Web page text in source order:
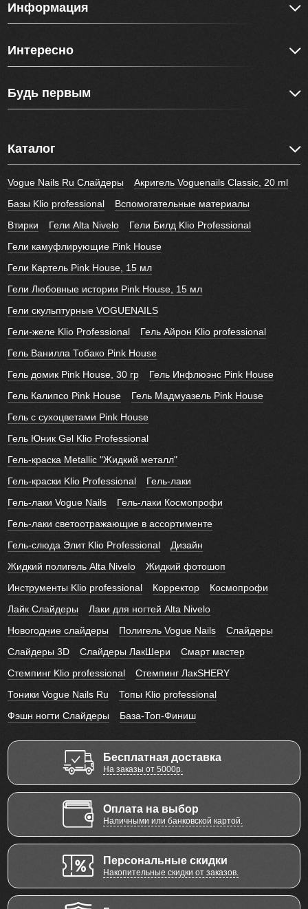
Информация
Интересно
Будь первым
Каталог
Vogue Nails Ru Слайдеры
Акригель Voguenails Classic, 20 ml
Базы Klio professional
Вспомогательные материалы
Втирки
Гели Alta Nivelo
Гели Билд Klio Professional
Гели камуфлирующие Pink House
Гели Картель Pink House, 15 мл
Гели Любовные истории Pink House, 15 мл
Гели скульптурные VOGUENAILS
Гели-желе Klio Professional
Гель Айрон Klio professional
Гель Ванилла Тобако Pink House
Гель домик Pink House, 30 гр
Гель Инфлюэнс Pink House
Гель Калипсо Pink House
Гель Мадмуазель Pink House
Гель с сухоцветами Pink House
Гель Юник Gel Klio Professional
Гель-краска Metallic "Жидкий металл"
Гель-краски Klio Professional
Гель-лаки
Гель-лаки Vogue Nails
Гель-лаки Космопрофи
Гель-лаки светоотражающие в ассортименте
Гель-слюда Элит Klio Professional
Дизайн
Жидкий полигель Alta Nivelo
Жидкий фотошоп
Инструменты Klio professional
Корректор
Космопрофи
Лайк Слайдеры
Лаки для ногтей Alta Nivelo
Новогодние слайдеры
Полигель Vogue Nails
Слайдеры
Слайдеры 3D
Слайдеры ЛакШери
Смарт мастер
Стемпинг Klio professional
Стемпинг ЛакSHERY
Тоники Vogue Nails Ru
Топы Klio professional
Фэшн ногти Слайдеры
База-Топ-Финиш
Бесплатная доставка
На заказы от 5000р.
Оплата на выбор
Наличными или банковской картой.
Персональные скидки
Накопительные скидки от заказов.